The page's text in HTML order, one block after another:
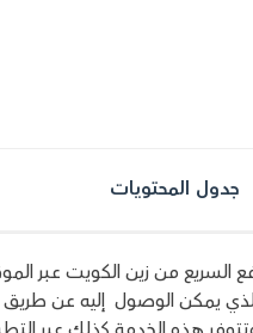
جدول المحتويات
السريع من زين الكويت عبر
الذي يمكن الوصول إليه عن